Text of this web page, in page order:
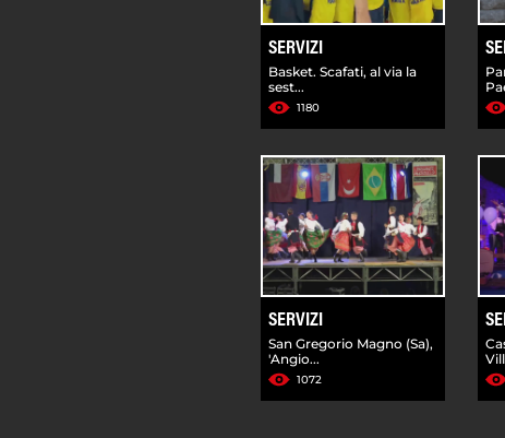
SERVIZI
Basket. Scafati, al via la
sest...
1180
SERVIZI
San Gregorio Magno (Sa),
'Angio...
1072